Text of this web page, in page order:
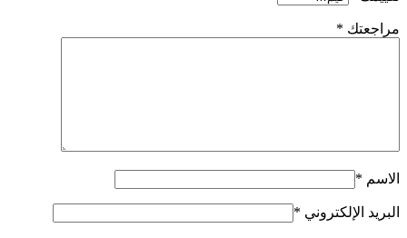
مراجعتك *
الاسم *
البريد الإلكتروني *